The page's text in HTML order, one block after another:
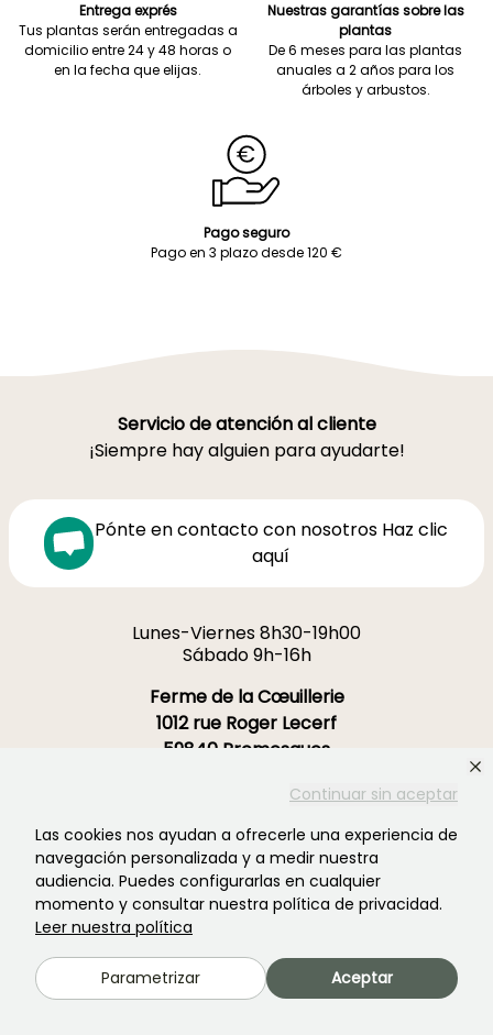
Continuar sin aceptar
Las cookies nos ayudan a ofrecerle una experiencia de
navegación personalizada y a medir nuestra
audiencia. Puedes configurarlas en cualquier
momento y consultar nuestra política de privacidad.
Leer nuestra política
Parametrizar Aceptar
Entrega exprés
Tus plantas serán entregadas a
domicilio entre 24 y 48 horas o
en la fecha que elijas.
Nuestras garantías sobre las
plantas
De 6 meses para las plantas
anuales a 2 años para los
árboles y arbustos.
Pago seguro
Pago en 3 plazo desde 120 €
Servicio de atención al cliente
¡Siempre hay alguien para ayudarte!
Pónte en contacto con nosotros Haz clic
aquí
Lunes-Viernes 8h30-19h00
Sábado 9h-16h
Ferme de la Cœuillerie
1012 rue Roger Lecerf
59840 Premesques
Contacta con nosotros →
MÁS DE 3700 OPINIONES CERTIFICADAS:
TU EXPERIENCIA CUENTA
PARA NOSOTROS